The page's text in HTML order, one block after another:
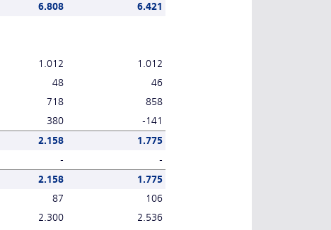
6.808
6.421
1.012
1.012
48
46
718
858
380
-141
2.158
1.775
-
-
2.158
1.775
87
106
2.300
2.536